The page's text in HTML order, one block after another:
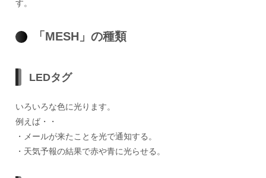
す。
「MESH」の種類
LEDタグ
いろいろな色に光ります。
例えば・・
・メールが来たことを光で通知する。
・天気予報の結果で赤や青に光らせる。